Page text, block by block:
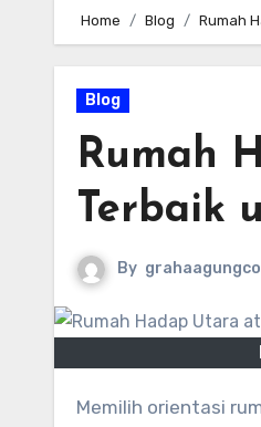
Home Blog Rumah
Blog
Rumah
Terbaik
By
Memilih orientasi rumah bukan sekadar soal selera. Arah hadap rumah sangat memengaruhi kenyamanan, suhu